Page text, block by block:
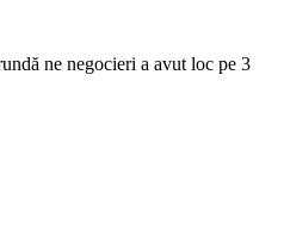
ne negocieri a avut loc pe 3